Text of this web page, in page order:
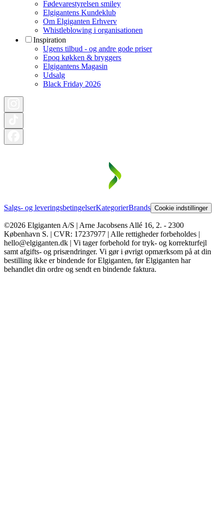
Fødevarestyrelsen smiley
Elgigantens Kundeklub
Om Elgiganten Erhverv
Whistleblowing i organisationen
Inspiration
Ugens tilbud - og andre gode priser
Epoq køkken & bryggers
Elgigantens Magasin
Udsalg
Black Friday 2026
Salgs- og leveringsbetingelserKategorierBrands Cookie indstillinger
©2026 Elgiganten A/S | Arne Jacobsens Allé 16, 2. - 2300
København S. | CVR: 17237977 | Alle rettigheder forbeholdes |
hello@elgiganten.dk | Vi tager forbehold for tryk- og korrekturfejl
samt afgifts- og prisændringer. Vi gør i øvrigt opmærksom på at din
bestilling ikke er bindende for Elgiganten, før Elgiganten har
behandlet din ordre og sendt en bindende faktura.